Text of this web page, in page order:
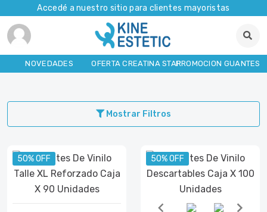
Accedé a nuestro sitio para clientes mayoristas
NOVEDADES OFERTA CREATINA STARPROMOCION GUANTES
Mostrar Filtros
50% OFF 50% OFF